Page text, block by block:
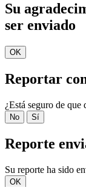
Su
ser enviado
OK
Reportar
¿Está seguro de que
No Sí
Reporte
Su reporte ha sido
OK